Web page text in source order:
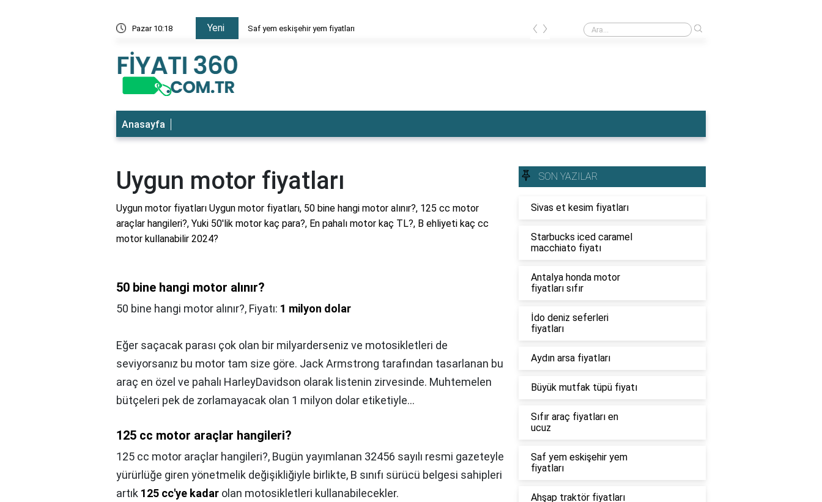
Pazar 10:18 Yeni Saf yem eskişehir yem fiyatları Ahşap traktör fiyatları
‹ ›
Anasayfa
Uygun motor fiyatları
Uygun motor fiyatları Uygun motor fiyatları, 50 bine hangi motor alınır?, 125 cc motor
araçlar hangileri?, Yuki 50'lik motor kaç para?, En pahalı motor kaç TL?, B ehliyeti kaç cc
motor kullanabilir 2024?
50 bine hangi motor alınır?
50 bine hangi motor alınır?, Fiyatı: 1 milyon dolar
Eğer saçacak parası çok olan bir milyarderseniz ve motosikletleri de
seviyorsanız bu motor tam size göre. Jack Armstrong tarafından tasarlanan bu
araç en özel ve pahalı HarleyDavidson olarak listenin zirvesinde. Muhtemelen
bütçeleri pek de zorlamayacak olan 1 milyon dolar etiketiyle…
125 cc motor araçlar hangileri?
125 cc motor araçlar hangileri?, Bugün yayımlanan 32456 sayılı resmi gazeteyle
yürürlüğe giren yönetmelik değişikliğiyle birlikte, B sınıfı sürücü belgesi sahipleri
artık 125 cc'ye kadar olan motosikletleri kullanabilecekler.
SON YAZILAR
Sivas et kesim fiyatları
Starbucks iced caramel
macchiato fiyatı
Antalya honda motor
fiyatları sıfır
İdo deniz seferleri
fiyatları
Aydın arsa fiyatları
Büyük mutfak tüpü fiyatı
Sıfır araç fiyatları en
ucuz
Saf yem eskişehir yem
fiyatları
Ahşap traktör fiyatları